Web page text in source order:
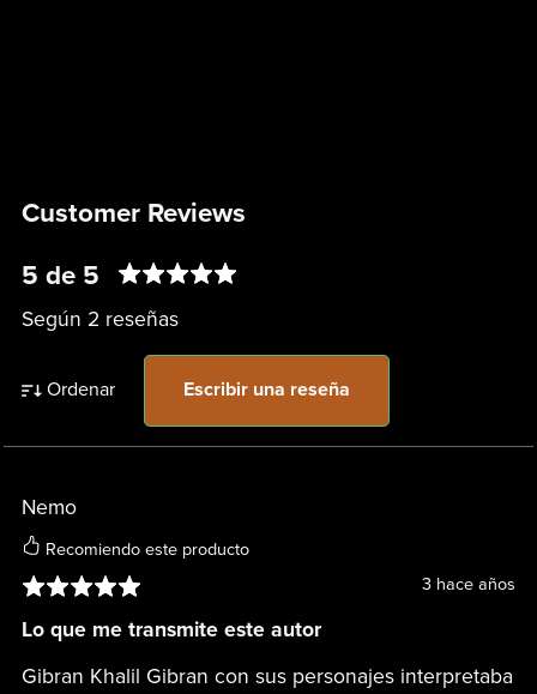
Customer Reviews
5 de 5
Según 2 reseñas
Ordenar Escribir una reseña
Nemo
Recomiendo este producto
3 hace años
Lo que me transmite este autor
Gibran Khalil Gibran con sus personajes interpretaba